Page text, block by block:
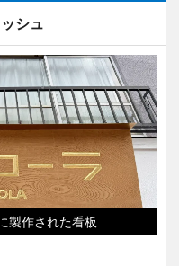
シュ
製作された看板